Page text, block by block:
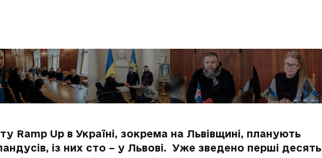
Ramp Up в Україні, зокрема на Львівщині, планують
із них сто – у Львові. Уже зведено перші десять